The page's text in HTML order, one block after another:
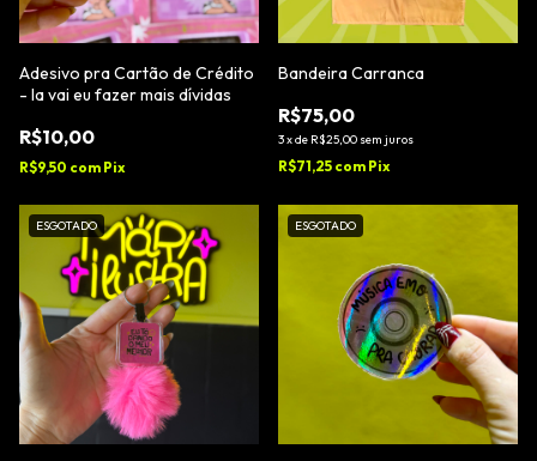
Adesivo pra Cartão de Crédito
- la vai eu fazer mais dívidas
R$10,00
R$9,50 com Pix
Bandeira Carranca
R$75,00
3xde R$25,00 sem juros
R$71,25 com Pix
ESGOTADO ESGOTADO